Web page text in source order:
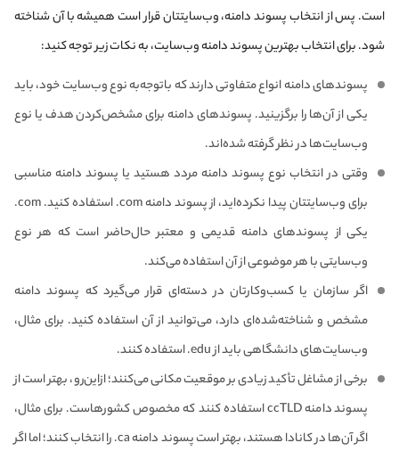
است. پس از انتخاب پسوند دامنه، وب‌سایتتان قرار است همیشه با آن شناخته
شود. برای انتخاب بهترین پسوند دامنه وب‌سایت، به نکات زیر توجه کنید:
پسوندهای دامنه انواع متفاوتی دارند که باتوجه‌به نوع وب‌سایت خود، باید
یکی از آن‌ها را برگزینید. پسوندهای دامنه برای مشخص‌کردن هدف یا نوع
وب‌سایت‌ها در نظر گرفته شده‌اند.
وقتی در انتخاب نوع پسوند دامنه مردد هستید یا پسوند دامنه مناسبی
برای وب‌سایتتان پیدا نکرده‌اید، از پسوند دامنه com. استفاده کنید. com.
یکی از پسوندهای دامنه قدیمی‌ و معتبر حال‌حاضر است که هر نوع
وب‌سایتی با هر موضوعی از آن استفاده می‌کند.
اگر سازمان یا کسب‌وکارتان در دسته‌ای قرار می‌گیرد که پسوند دامنه
مشخص و شناخته‌شده‌ای دارد، می‌توانید از آن استفاده کنید. برای مثال،
وب‌سایت‌های دانشگاهی باید از edu. استفاده کنند.
برخی از مشاغل تأکید زیادی بر موقعیت مکانی می‌کنند؛ ازاین‌رو، بهتر است از
پسوند دامنه‌ ccTLD استفاده کنند که مخصوص کشورهاست. برای مثال،
اگر آن‌ها در کانادا هستند، بهتر است پسوند دامنه ca. را انتخاب کنند؛ اما اگر